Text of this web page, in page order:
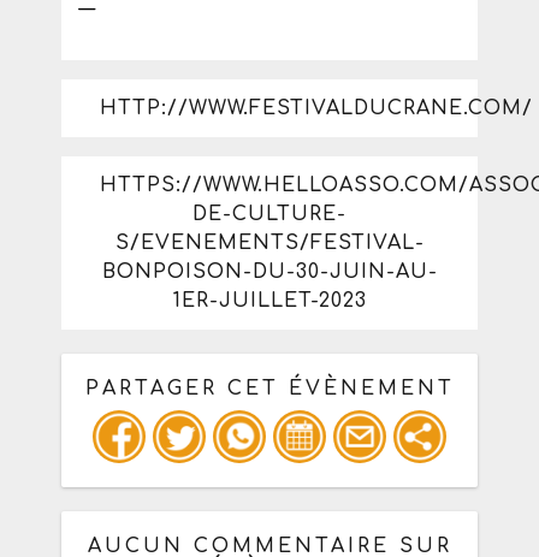
—
HTTP://WWW.FESTIVALDUCRANE.COM/
HTTPS://WWW.HELLOASSO.COM/
DE-CULTURE-
S/EVENEMENTS/FESTIVAL-
BONPOISON-DU-30-JUIN-AU-
1ER-JUILLET-2023
PARTAGER CET ÉVÈNEMENT
Copiez les infos ci-dessous pour un
: mail / forum / réseau social
AUCUN COMMENTAIRE SUR